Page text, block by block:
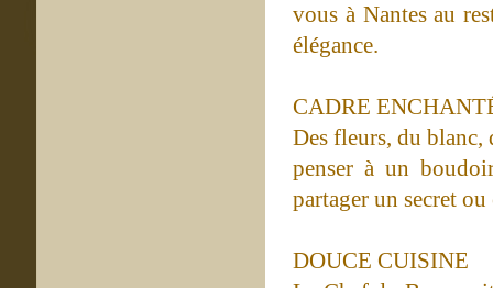
vous à Nantes au
élégance.
CADRE
Des fleurs, du blanc,
penser à un
partager un secret
DOUCE CUISINE